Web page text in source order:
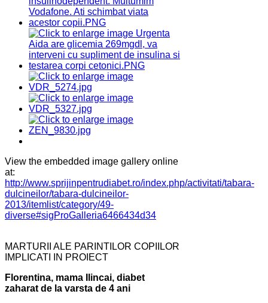
View the embedded image gallery online
at:
http://www.sprijinpentrudiabet.ro/index.php/activitati/tabara-
dulcineilor/tabara-dulcineilor-
2013/itemlist/category/49-
diverse#sigProGalleria6466434d34
MARTURII ALE PARINTILOR COPIILOR
IMPLICATI IN PROIECT
Florentina, mama Ilincai, diabet
zaharat de la varsta de 4 ani